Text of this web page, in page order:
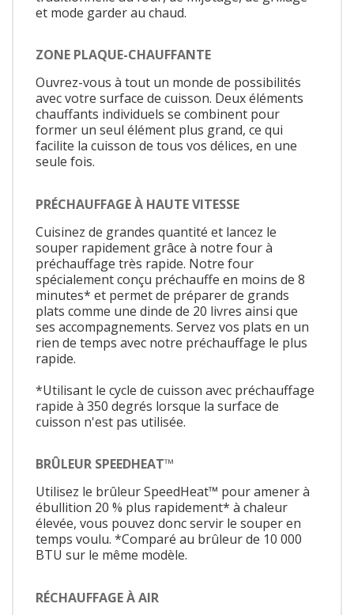
et mode garder au chaud.
ZONE PLAQUE-CHAUFFANTE
Ouvrez-vous à tout un monde de possibilités
avec votre surface de cuisson. Deux éléments
chauffants individuels se combinent pour
former un seul élément plus grand, ce qui
facilite la cuisson de tous vos délices, en une
seule fois.
PRÉCHAUFFAGE À HAUTE VITESSE
Cuisinez de grandes quantité et lancez le
souper rapidement grâce à notre four à
préchauffage très rapide. Notre four
spécialement conçu préchauffe en moins de 8
minutes* et permet de préparer de grands
plats comme une dinde de 20 livres ainsi que
ses accompagnements. Servez vos plats en un
rien de temps avec notre préchauffage le plus
rapide.
*Utilisant le cycle de cuisson avec préchauffage
rapide à 350 degrés lorsque la surface de
cuisson n'est pas utilisée.
BRÛLEUR SPEEDHEAT™
Utilisez le brûleur SpeedHeat™ pour amener à
ébullition 20 % plus rapidement* à chaleur
élevée, vous pouvez donc servir le souper en
temps voulu. *Comparé au brûleur de 10 000
BTU sur le même modèle.
RÉCHAUFFAGE À AIR